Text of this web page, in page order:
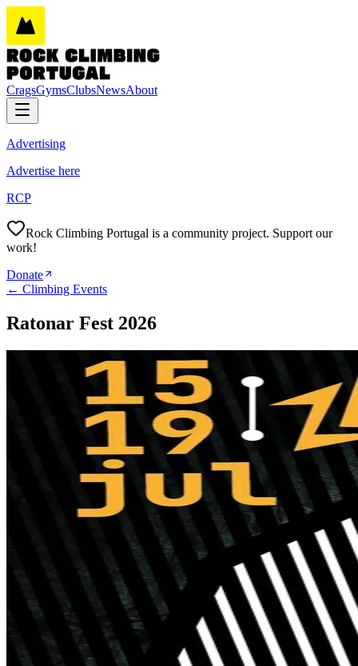
CragsGymsClubsNewsAbout
Advertising
Advertise here
RCP
Rock Climbing Portugal is a community project. Support our
work!
Donate
← Climbing Events
Ratonar Fest 2026